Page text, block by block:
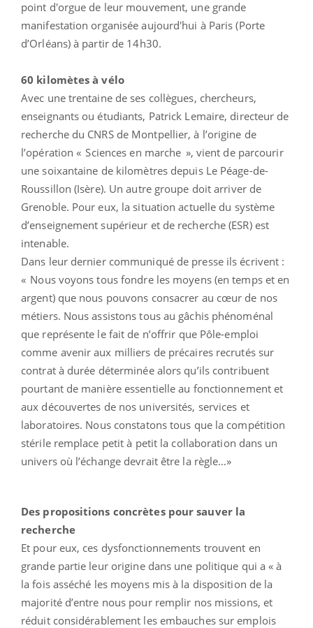
point d'orgue de leur mouvement, une grande
manifestation organisée aujourd'hui à Paris (Porte
d’Orléans) à partir de 14h30.
60 kilomètes à vélo
Avec une trentaine de ses collègues, chercheurs,
enseignants ou étudiants, Patrick Lemaire, directeur de
recherche du CNRS de Montpellier, à l’origine de
l’opération « Sciences en marche », vient de parcourir
une soixantaine de kilomètres depuis Le Péage-de-
Roussillon (Isère). Un autre groupe doit arriver de
Grenoble. Pour eux, la situation actuelle du système
d’enseignement supérieur et de recherche (ESR) est
intenable.
Dans leur dernier communiqué de presse ils écrivent :
« Nous voyons tous fondre les moyens (en temps et en
argent) que nous pouvons consacrer au cœur de nos
métiers. Nous assistons tous au gâchis phénoménal
que représente le fait de n’offrir que Pôle-emploi
comme avenir aux milliers de précaires recrutés sur
contrat à durée déterminée alors qu’ils contribuent
pourtant de manière essentielle au fonctionnement et
aux découvertes de nos universités, services et
laboratoires. Nous constatons tous que la compétition
stérile remplace petit à petit la collaboration dans un
univers où l’échange devrait être la règle…»
Des propositions concrètes pour sauver la
recherche
Et pour eux, ces dysfonctionnements trouvent en
grande partie leur origine dans une politique qui a « à
la fois asséché les moyens mis à la disposition de la
majorité d’entre nous pour remplir nos missions, et
réduit considérablement les embauches sur emplois